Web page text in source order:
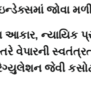
જોવા
આકાર, ન્યાયિક
વેપારની
જેવી